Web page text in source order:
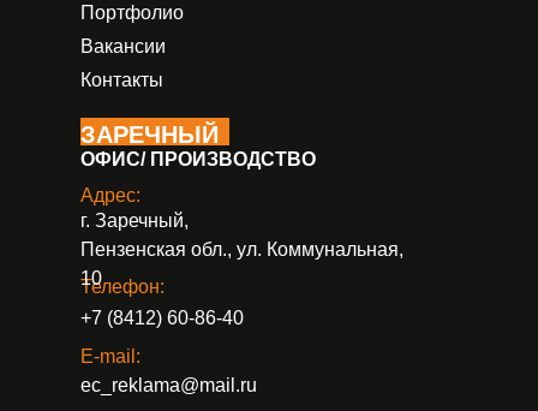
ec_reklama@mail.ru
E-mail:
+7 (8412) 60-86-40
Телефон:
г. Заречный,
Пензенская обл., ул. Коммунальная,
10
Адрес:
ЗАРЕЧНЫЙ
ОФИС/ ПРОИЗВОДСТВО
Портфолио
Контакты
Вакансии